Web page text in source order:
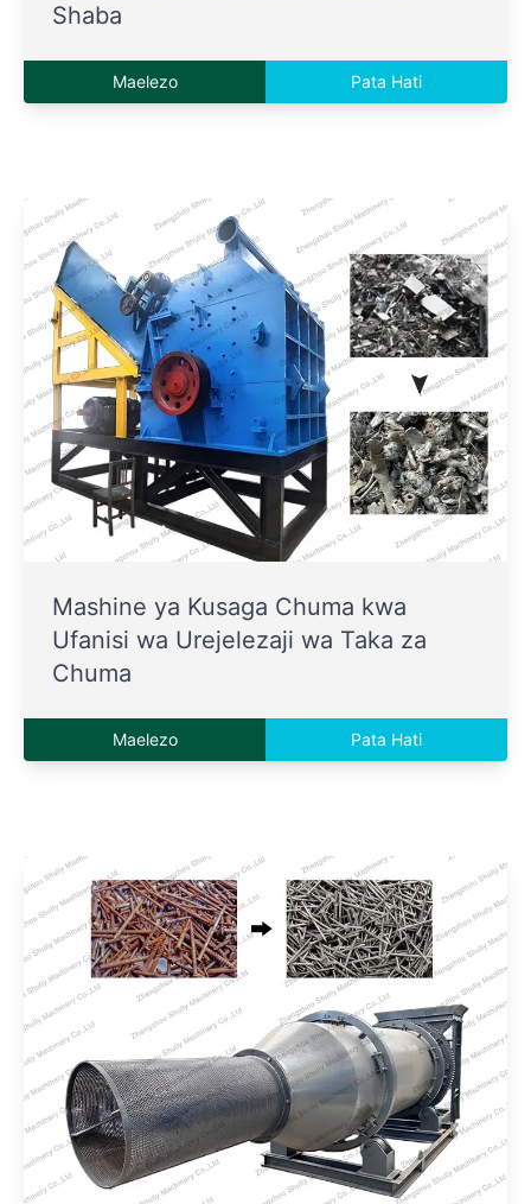
Shaba
Maelezo Pata Hati
Mashine ya Kusaga Chuma kwa
Ufanisi wa Urejelezaji wa Taka za
Chuma
Maelezo Pata Hati